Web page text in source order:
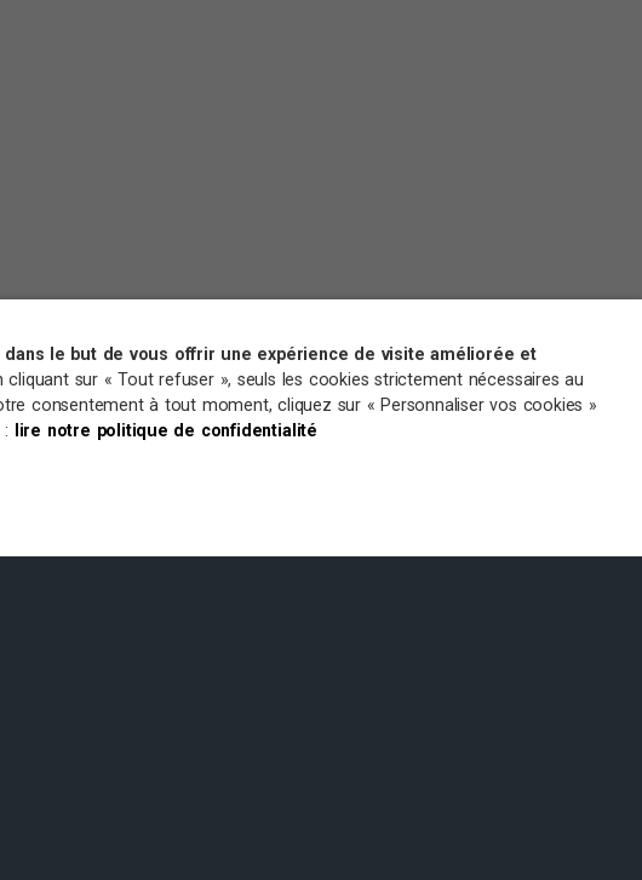
le but de vous offrir une expérience de visite améliorée et
sur « Tout refuser », seuls les cookies strictement nécessaires au
consentement à tout moment, cliquez sur « Personnaliser vos cookies »
lire notre politique de confidentialité